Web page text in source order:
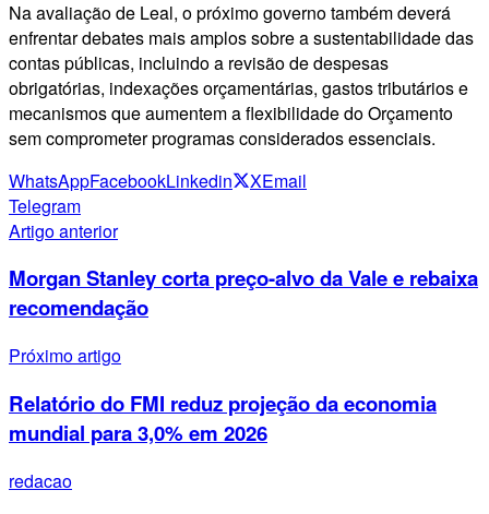
Na avaliação de Leal, o próximo governo também deverá
enfrentar debates mais amplos sobre a sustentabilidade das
contas públicas, incluindo a revisão de despesas
obrigatórias, indexações orçamentárias, gastos tributários e
mecanismos que aumentem a flexibilidade do Orçamento
sem comprometer programas considerados essenciais.
WhatsAppFacebookLinkedin XEmail
Telegram
Artigo anterior
Morgan Stanley corta preço-alvo da Vale e rebaixa
recomendação
Próximo artigo
Relatório do FMI reduz projeção da economia
mundial para 3,0% em 2026
redacao